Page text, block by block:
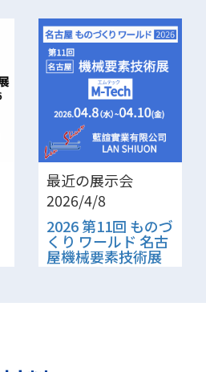
最近の展示会
2026/4/8
2026 第11回 ものづ
くり ワールド 名古
屋機械要素技術展